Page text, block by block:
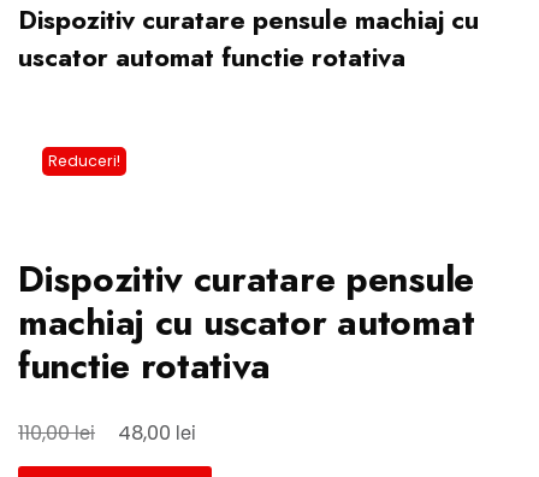
Dispozitiv curatare pensule machiaj cu
uscator automat functie rotativa
Reduceri!
Dispozitiv curatare pensule
machiaj cu uscator automat
functie rotativa
110,00lei 48,00 lei